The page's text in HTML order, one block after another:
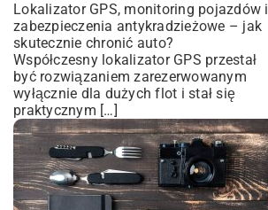
Lokalizator GPS, monitoring pojazdów i
zabezpieczenia antykradzieżowe – jak
skutecznie chronić auto?
Współczesny lokalizator GPS przestał
być rozwiązaniem zarezerwowanym
wyłącznie dla dużych flot i stał się
praktycznym […]